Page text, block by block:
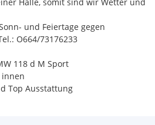
und Feiertage gegen
O664/73176233
118 d M Sport
Top Ausstattung